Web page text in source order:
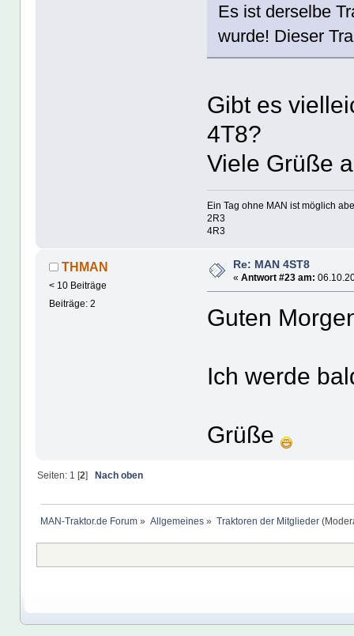
Es ist derselbe
wurde! Dieser
Gibt es
4T8?
Viele Grüße
Ein Tag ohne MAN ist möglich
2R3
4R3
THMAN
< 10 Beiträge
Beiträge: 2
Re: MAN 4ST8
« Antwort #23 am:
Guten
Ich werde
Grüße
Seiten: 1 [2] Nach oben
MAN-Traktor.de Forum » Allgemeines » Traktoren der Mitglieder